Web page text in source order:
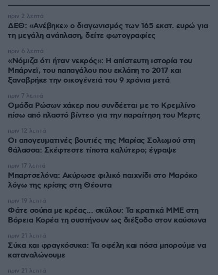
ΔΕΘ: «Ανέβηκε» ο διαγωνισμός των 165 εκατ. ευρώ για
τη μεγάλη ανάπλαση, δείτε φωτογραφίες
πριν 2 λεπτά
«Νόμιζα ότι ήταν νεκρός»: Η απίστευτη ιστορία του
Μπάρνεϊ, του παπαγάλου που εκλάπη το 2017 και
ξαναβρήκε την οικογένειά του 9 χρόνια μετά
πριν 6 λεπτά
Ομάδα Ρώσων χάκερ που συνδέεται με το Κρεμλίνο
πίσω από πλαστό βίντεο για την παραίτηση του Μερτς
πριν 7 λεπτά
Οι απογευματινές βουτιές της Μαρίας Σολωμού στη
θάλασσα: Σκέφτεστε τίποτα καλύτερο; έγραψε
πριν 12 λεπτά
Μπαρτσελόνα: Ακύρωσε φιλικό παιχνίδι στο Μαρόκο
λόγω της κρίσης στη Θέουτα
πριν 17 λεπτά
Φάτε σούπα με κρέας... σκύλου: Τα κρατικά ΜΜΕ στη
Βόρεια Κορέα τη συστήνουν ως διέξοδο στον καύσωνα
πριν 19 λεπτά
Σύκα και φραγκόσυκα: Τα οφέλη και πόσα μπορούμε να
καταναλώνουμε
πριν 21 λεπτά
πριν 21 λεπτά